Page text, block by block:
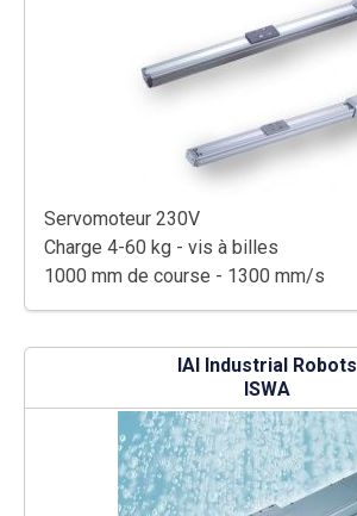
Servomoteur 230V
Charge 4-60 kg - vis à billes
1000 mm de course - 1300 mm/s
IAI Industrial Robots
ISWA